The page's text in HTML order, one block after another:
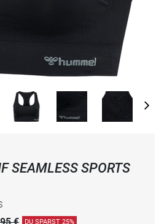
SEAMLESS SPORTS
€ DU SPARST 25%